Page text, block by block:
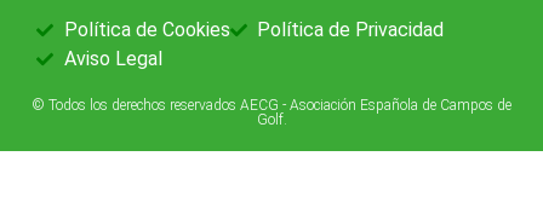
© Todos los derechos reservados AECG - Asociación Española de Campos de
Golf.
Política de Cookies
Política de Privacidad
Aviso Legal